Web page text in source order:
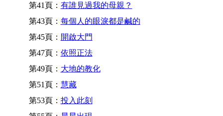
第41頁： 有誰見過我的母親？
第43頁： 每個人的眼淚都是鹹的
第45頁： 開啟大門
第47頁： 依照正法
第49頁： 大地的教化
第51頁： 慧藏
第53頁： 投入此刻